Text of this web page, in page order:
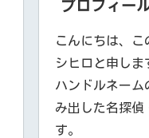
プロフィー
こんにちは、こ
シヒロと申しま
ハンドルネーム
み出した名探偵
す。